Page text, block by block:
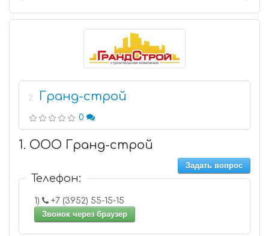
2 Гранд-строй
0
1. ООО Гранд-строй
Задать вопрос
Телефон:
1)
+7 (3952) 55-15-15
Звонок через браузер